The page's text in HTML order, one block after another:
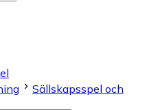
Sällskapsspel och